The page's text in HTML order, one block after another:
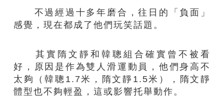
不過經過十多年磨合，往日的「負面」
感覺，現在都成了他們玩笑話題。
其實隋文靜和韓聰組合確實曾不被看
好，原因是作為雙人滑運動員，他們身高不
太夠（韓聰1.7米，隋文靜1.5米），隋文靜
體型也不夠輕盈，這或影響托舉動作。